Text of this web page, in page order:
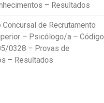
– Resultados
de Recrutamento
– Psicólogo/a – Código
0328 – Provas de
– Resultados